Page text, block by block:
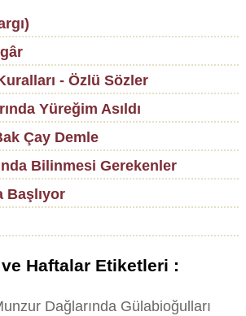
- Özlü Sözler
Yüreğim Asıldı
Çay Demle
Bilinmesi Gerekenler
Başlıyor
Haftalar Etiketleri :
Dağlarında Gülabioğulları